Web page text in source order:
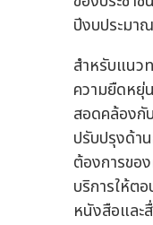
ปีงบประมา
สำหรับแนว
ความยืดหยุ่
สอดคล้องกั
ปรับปรุงด้า
ต้องการขอ
บริการให้ต
หนังสือและ